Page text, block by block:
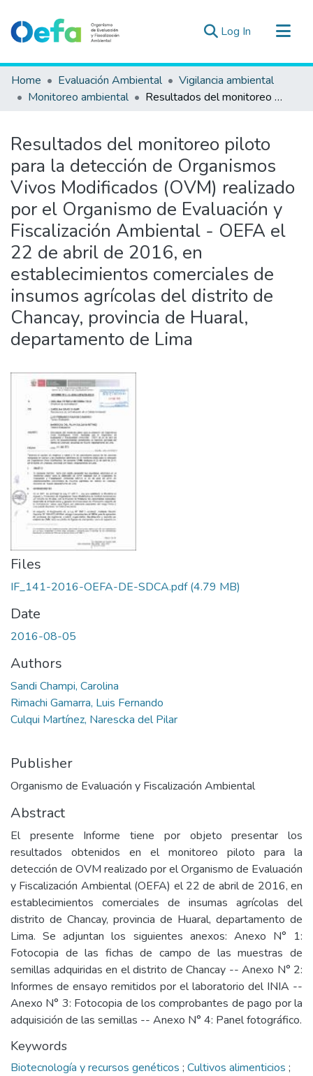
Log In (current)
Communities & Collections
All of DSpace
Estad. Externas
Guias ▾
Home Evaluación Ambiental
Vigilancia ambiental
Monitoreo ambiental
Resultados del monitoreo piloto para la detección de Organismos Vivos Modificados (OVM) realizado por el Organismo de Evaluación y Fiscalización Ambiental - OEFA el 22 de abril de 2016, en establecimientos comerciales de insumos agrícolas del distrito de Chancay, provincia de Huaral, departamento de Lima
Resultados del monitoreo piloto
para la detección de Organismos
Vivos Modificados (OVM) realizado
por el Organismo de Evaluación y
Fiscalización Ambiental - OEFA el
22 de abril de 2016, en
establecimientos comerciales de
insumos agrícolas del distrito de
Chancay, provincia de Huaral,
departamento de Lima
Files
IF_141-2016-OEFA-DE-SDCA.pdf(4.79 MB)
Date
2016-08-05
Authors
Sandi Champi, Carolina
Rimachi Gamarra, Luis Fernando
Culqui Martínez, Narescka del Pilar
Publisher
Organismo de Evaluación y Fiscalización Ambiental
Abstract
El presente Informe tiene por objeto presentar los
resultados obtenidos en el monitoreo piloto para la
detección de OVM realizado por el Organismo de Evaluación
y Fiscalización Ambiental (OEFA) el 22 de abril de 2016, en
establecimientos comerciales de insumas agrícolas del
distrito de Chancay, provincia de Huaral, departamento de
Lima. Se adjuntan los siguientes anexos: Anexo N° 1:
Fotocopia de las fichas de campo de las muestras de
semillas adquiridas en el distrito de Chancay -- Anexo N° 2:
Informes de ensayo remitidos por el laboratorio del INIA --
Anexo N° 3: Fotocopia de los comprobantes de pago por la
adquisición de las semillas -- Anexo N° 4: Panel fotográfico.
Keywords
Biotecnología y recursos genéticos ; Cultivos alimenticios ;